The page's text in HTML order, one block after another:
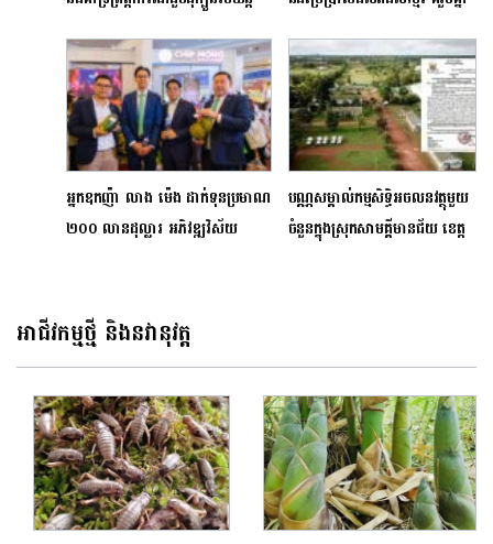
Rally» នៅកម្ពុជា
អ្នកឧកញ៉ា លាង ម៉េង ដាក់ទុនប្រមាណ
២០០ លានដុល្លារ អភិវឌ្ឍវិស័យ
បណ្ណសម្គាល់កម្មសិទ្ធិអចលនវត្ថុមួយ
ចំនួនក្នុងស្រុកសាមគ្គីមានជ័យ ខេត្ត
អាជីវកម្មថ្មី និងនវានុវត្ត